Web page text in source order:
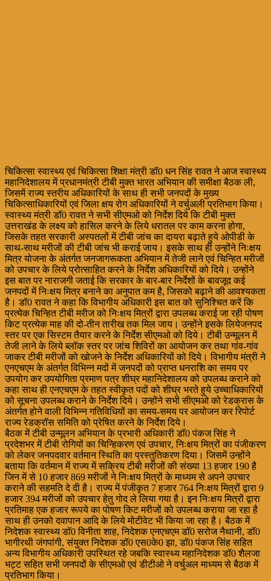
चिकित्सा स्वास्थ्य एवं चिकित्सा शिक्षा मंत्री डॉ0 धन सिंह रावत ने आज स्वास्थ्य
महानिदेशालय में प्रधानमंत्री टीबी मुक्त भारत अभियान की समीक्षा बैठक ली,
जिसमें राज्य स्तरीय अधिकारियों के साथ ही सभी जनपदों के मुख्य
चिकित्साधिकारियों एवं जिला क्षय रोग अधिकारियों ने वर्चुअली प्रतिभाग किया।
स्वास्थ्य मंत्री डॉ0 रावत ने सभी सीएमओ को निर्देश दिये कि टीबी मुक्त
उत्तराखंड के लक्ष्य को हासिल करने के लिये धरातल पर काम करना होगा,
जिसके तहत सरकारी अस्पतलों में टीबी जांच का दायरा बढ़ाते हुये ओपीडी के
साथ-साथ मरीजों की टीबी जांच भी कराई जाय। इसके साथ ही उन्होंने निःक्षय
मित्र योजना के अंतर्गत जनजागरूकता अभियान में तेजी लाने एवं चिन्हित मरीजों
को उपचार के लिये प्रोत्साहित करने के निर्देश अधिकारियों को दिये। उन्होंने
इस बात पर नाराजगी जताई कि सरकार के बार-बार निर्देशों के बावजूद कई
जनपदों में निःक्षय मित्र बनाने का अनुपात कम है, जिसको बढ़ाने की आवश्यकता
है। डॉ0 रावत ने कहा कि विभागीय अधिकारी इस बात को सुनिश्चित करें कि
प्रत्येक चिन्हित टीबी मरीज को निःक्षय मित्रों द्वारा उपलब्ध कराई जा रही पोषण
किट प्रत्येक माह की दो-तीन तारीख तक मिल जाय। उन्होंने इसके लियेजनपद
स्तर पर एक सिस्टम तैयार करने के निर्देश सीएमओ को दिये। टीबी उन्मूलन में
तेजी लाने के लिये ब्लॉक स्तर पर जांच शिविरों का आयोजन कर तथा गांव-गांव
जाकर टीबी मरीजों को खोजने के निर्देश अधिकारियों को दिये। विभागीय मंत्री ने
एनएचएम के अंतर्गत विभिन्न मदों में जनपदों को प्राप्त धनराशि का समय पर
उपयोग कर उपयोगिता प्रमाण पत्र शीघ्र महानिदेशालय को उपलब्ध कराने को
कहा साथ ही एनएचएम के तहत स्वीकृत पदों को शीघ्र भरते हुये उच्चाधिकारियों
को सूचना उपलब्ध कराने के निर्देश दिये। उन्होंने सभी सीएमओ को रेडक्रास के
अंतर्गत होने वाली विभिन्न गतिविधियों का समय-समय पर आयोजन कर रिपोर्ट
राज्य रेडक्रॉस समिति को प्रेषित करने के निर्देश दिये।
बैठक में टीबी उन्मूलन अभियान के प्रभारी अधिकारी डॉ0 पंकज सिंह ने
प्रदेशभर में टीबी रोगियों का चिन्हिकरण एवं उपचार, निःक्षय मित्रों का पंजीकरण
को लेकर जनपदवार वर्तमान स्थिति का प्रस्तुतिकरण दिया। जिसमें उन्होंने
बताया कि वर्तमान में राज्य में सक्रिय टीबी मरीजों की संख्या 13 हजार 190 है
जिन में से 10 हजार 869 मरीजों ने निःक्षय मित्रों के माध्यम से अपने उपचार
कराने की सहमति दे दी है। राज्य में पंजीकृत 7 हजार 764 निःक्षय मित्रों द्वारा 9
हजार 394 मरीजों को उपचार हेतु गोद ले लिया गया है। इन निःक्षय मित्रों द्वारा
प्रतिमाह एक हजार रूपये का पोषण किट मरीजों को उपलब्ध कराया जा रहा है
साथ ही उनको दवापान आदि के लिये मोटीवेट भी किया जा रहा है। बैठक में
निदेशक स्वास्थ्य डॉ0 विनीता शाह, निदेशक एनएचएम डॉ0 सरोज नैथानी, डॉ0
भागीरथी जंगपांगी, संयुक्त निदेशक डॉ0 एस0के0 झा, डॉ0 पंकज सिंह सहित
अन्य विभागीय अधिकारी उपस्थित रहे जबकि स्वास्थ्य महानिदेशक डॉ0 शैलजा
भट्ट सहित सभी जनपदों के सीएमओ एवं डीटीओ ने वर्चुअल माध्यम से बैठक में
प्रतिभाग किया।